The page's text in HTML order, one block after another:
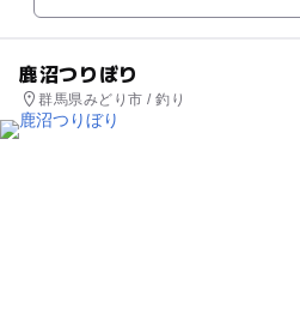
鹿沼つりぼり
群馬県みどり市 / 釣り